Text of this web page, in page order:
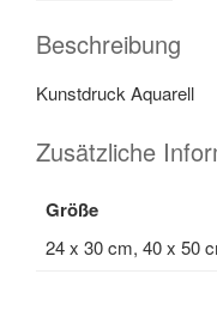
Beschreibung
Kunstdruck Aquarell
Zusätzliche
Größe
24 x 30 cm, 40 x 50